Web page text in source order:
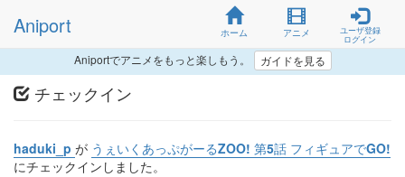
Aniport ホーム アニメ
ユーザ登録
ログイン
Aniportでアニメをもっと楽しもう。 ガイドを見る
チェックイン
haduki_p が うぇいくあっぷがーるZOO! 第5話 フィギュアでGO!
にチェックインしました。